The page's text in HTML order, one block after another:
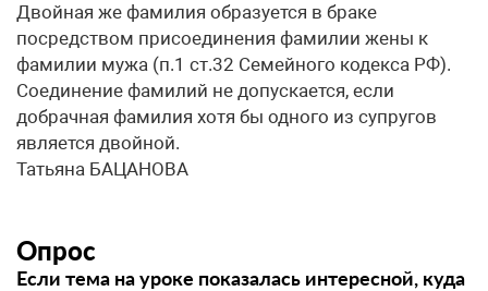
Двойная же фамилия образуется в браке
посредством присоединения фамилии жены к
фамилии мужа (п.1 ст.32 Семейного кодекса РФ).
Соединение фамилий не допускается, если
добрачная фамилия хотя бы одного из супругов
является двойной.
Татьяна БАЦАНОВА
Опрос
Если тема на уроке показалась интересной, куда